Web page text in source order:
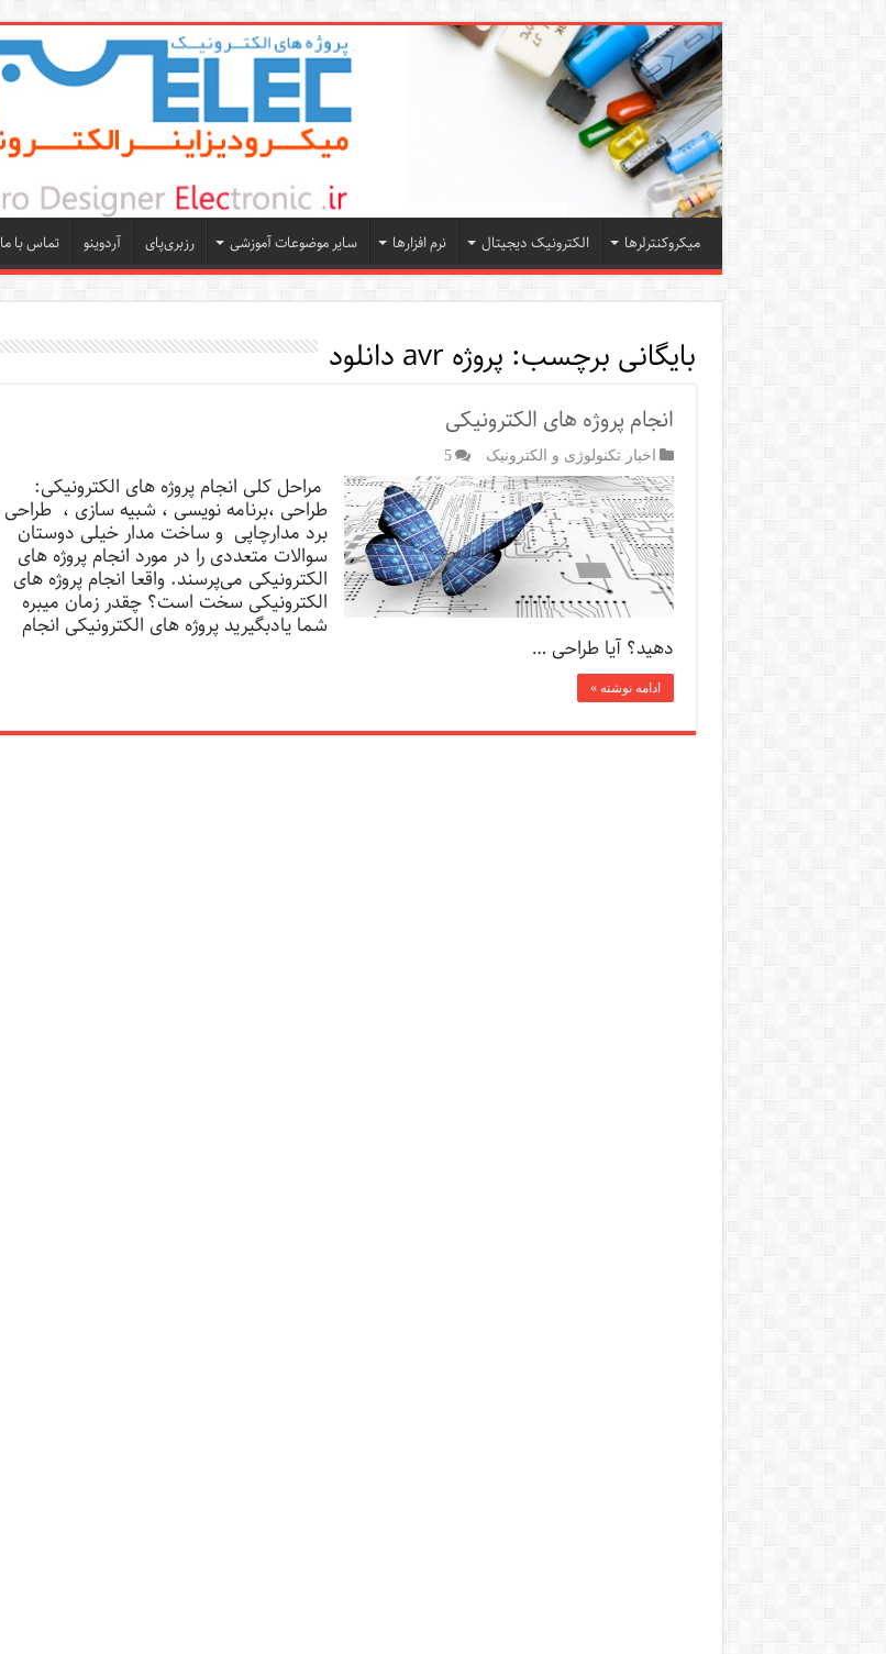
میکروکنترلرها الکترونیک دیجیتال نرم افزارها سایر موضوعات آموزشی رزبری‌پای آردوینو تماس با ما
بایگانی برچسب: پروژه avr دانلود
انجام پروژه های الکترونیکی
اخبار تکنولوژی و الکترونیک 5
مراحل کلی انجام پروژه های الکترونیکی:
طراحی ،برنامه نویسی ، شبیه سازی ، طراحی
برد مدارچاپی و ساخت مدار خیلی دوستان
سوالات متعددی را در مورد انجام پروژه های
الکترونیکی می‌پرسند. واقعا انجام پروژه های
الکترونیکی سخت است؟ چقدر زمان میبره
شما یادبگیرید پروژه های الکترونیکی انجام
دهید؟ آیا طراحی …
ادامه نوشته »